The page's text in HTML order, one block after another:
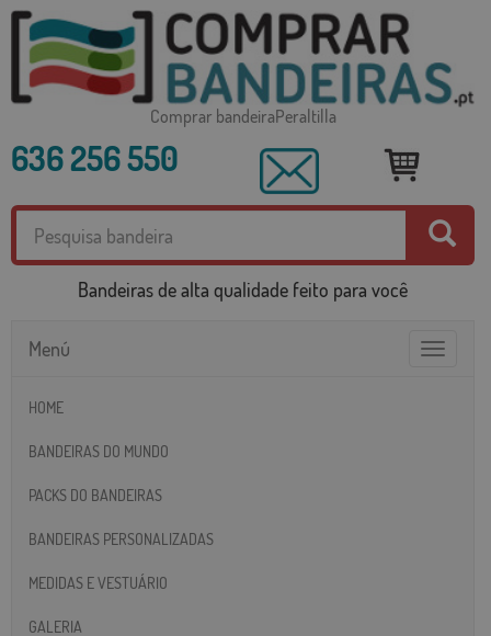
Comprar bandeiraPeraltilla
636 256 550
Bandeiras de alta qualidade feito para você
Toggle
Menú
HOME
BANDEIRAS DO MUNDO
PACKS DO BANDEIRAS
BANDEIRAS PERSONALIZADAS
MEDIDAS E VESTUÁRIO
GALERIA